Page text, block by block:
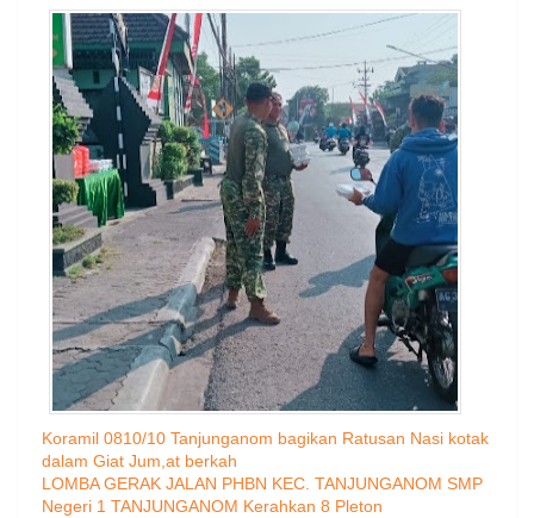
Koramil 0810/10 Tanjunganom bagikan Ratusan Nasi kotak
dalam Giat Jum,at berkah
LOMBA GERAK JALAN PHBN KEC. TANJUNGANOM SMP
Negeri 1 TANJUNGANOM Kerahkan 8 Pleton